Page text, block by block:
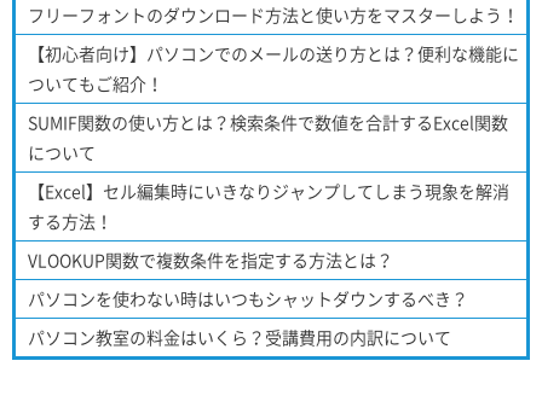
フリーフォントのダウンロード方法と使い方をマスターしよう！
【初心者向け】パソコンでのメールの送り方とは？便利な機能に
ついてもご紹介！
SUMIF関数の使い方とは？検索条件で数値を合計するExcel関数
について
【Excel】セル編集時にいきなりジャンプしてしまう現象を解消
する方法！
VLOOKUP関数で複数条件を指定する方法とは？
パソコンを使わない時はいつもシャットダウンするべき？
パソコン教室の料金はいくら？受講費用の内訳について